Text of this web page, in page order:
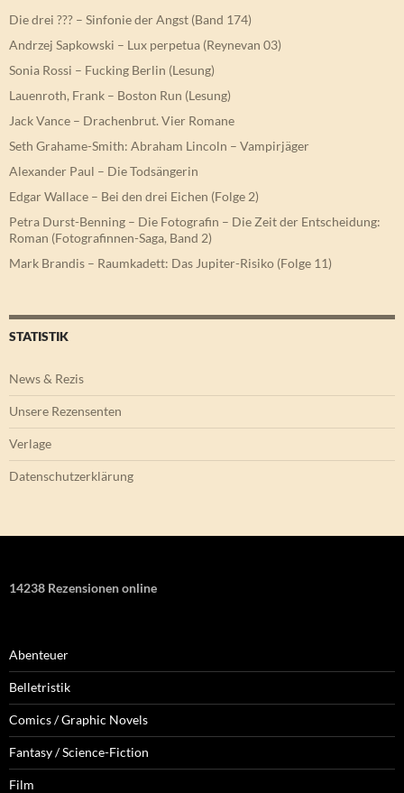
Die drei ??? – Sinfonie der Angst (Band 174)
Andrzej Sapkowski – Lux perpetua (Reynevan 03)
Sonia Rossi – Fucking Berlin (Lesung)
Lauenroth, Frank – Boston Run (Lesung)
Jack Vance – Drachenbrut. Vier Romane
Seth Grahame-Smith: Abraham Lincoln – Vampirjäger
Alexander Paul – Die Todsängerin
Edgar Wallace – Bei den drei Eichen (Folge 2)
Petra Durst-Benning – Die Fotografin – Die Zeit der Entscheidung:
Roman (Fotografinnen-Saga, Band 2)
Mark Brandis – Raumkadett: Das Jupiter-Risiko (Folge 11)
STATISTIK
News & Rezis
Unsere Rezensenten
Verlage
Datenschutzerklärung
14238 Rezensionen online
Abenteuer
Belletristik
Comics / Graphic Novels
Fantasy / Science-Fiction
Film